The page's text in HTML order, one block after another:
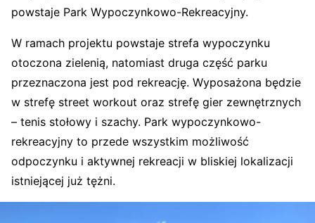
powstaje Park Wypoczynkowo-Rekreacyjny.
W ramach projektu powstaje strefa wypoczynku
otoczona zielenią, natomiast druga część parku
przeznaczona jest pod rekreację. Wyposażona będzie
w strefę street workout oraz strefę gier zewnętrznych
– tenis stołowy i szachy. Park wypoczynkowo-
rekreacyjny to przede wszystkim możliwość
odpoczynku i aktywnej rekreacji w bliskiej lokalizacji
istniejącej już tężni.